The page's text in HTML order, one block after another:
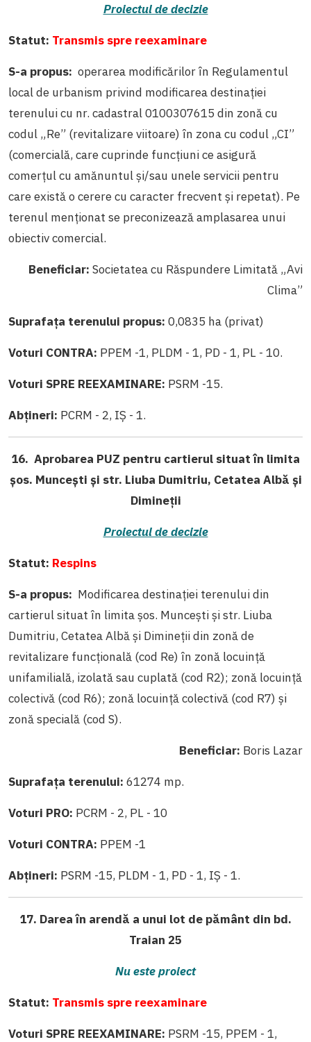
Proiectul de decizie
Statut: Transmis spre reexaminare
S-a propus: operarea modificărilor în Regulamentul
local de urbanism privind modificarea destinației
terenului cu nr. cadastral 0100307615 din zonă cu
codul „Re” (revitalizare viitoare) în zona cu codul „CI”
(comercială, care cuprinde funcţiuni ce asigură
comerţul cu amănuntul şi/sau unele servicii pentru
care există o cerere cu caracter frecvent şi repetat). Pe
terenul menţionat se preconizează amplasarea unui
obiectiv comercial.
Beneficiar: Societatea cu Răspundere Limitată „Avi
Clima”
Suprafaţa terenului propus: 0,0835 ha (privat)
Voturi CONTRA: PPEM -1, PLDM - 1, PD - 1, PL - 10.
Voturi SPRE REEXAMINARE: PSRM -15.
Abțineri: PCRM - 2, IȘ - 1.
16. Aprobarea PUZ pentru cartierul situat în limita
şos. Munceşti şi str. Liuba Dumitriu, Cetatea Albă şi
Dimineţii
Proiectul de decizie
Statut: Respins
S-a propus: Modificarea destinației terenului din
cartierul situat în limita şos. Munceşti şi str. Liuba
Dumitriu, Cetatea Albă şi Dimineţii din zonă de
revitalizare funcţională (cod Re) în zonă locuinţă
unifamilială, izolată sau cuplată (cod R2); zonă locuinţă
colectivă (cod R6); zonă locuinţă colectivă (cod R7) şi
zonă specială (cod S).
Beneficiar: Boris Lazar
Suprafaţa terenului: 61274 mp.
Voturi PRO: PCRM - 2, PL - 10
Voturi CONTRA: PPEM -1
Abțineri: PSRM -15, PLDM - 1, PD - 1, IȘ - 1.
17. Darea în arendă a unui lot de pământ din bd.
Traian 25
Nu este proiect
Statut: Transmis spre reexaminare
Voturi SPRE REEXAMINARE: PSRM -15, PPEM - 1,